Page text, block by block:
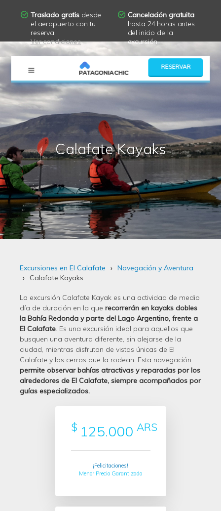
Traslado gratis desde
el aeropuerto con tu
reserva.
Ver condiciones
Cancelación gratuita
hasta 24 horas antes
del inicio de la
excursión.
RESERVAR
×
Calafate Kayaks
Excursiones en El Calafate
Navegación y Aventura
Calafate Kayaks
La excursión Calafate Kayak es una actividad de medio
día de duración en la que recorrerán en kayaks dobles
la Bahía Redonda y parte del Lago Argentino, frente a
El Calafate. Es una excursión ideal para aquellos que
busquen una aventura diferente, sin alejarse de la
ciudad, mientras disfrutan de vistas únicas de El
Calafate y los cerros que la rodean. Esta navegación
permite observar bahías atractivas y reparadas por los
alrededores de El Calafate, siempre acompañados por
guías especializados.
$ 125.000 ARS
¡Felicitaciones!
Menor Precio Garantizado